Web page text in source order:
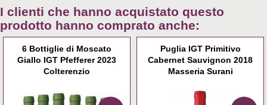
I clienti che hanno acquistato questo
prodotto hanno comprato anche:
6 Bottiglie di Moscato
Giallo IGT Pfefferer 2023
Colterenzio
Puglia IGT Primitivo
Cabernet Sauvignon 2018
Masseria Surani